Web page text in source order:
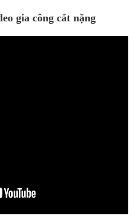
gia công cắt nặng